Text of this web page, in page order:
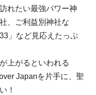
れたい最強パワー神
、ご利益別神社な
」など見応えたっぷ
上がるといわれる
Japanを片手に、聖
！